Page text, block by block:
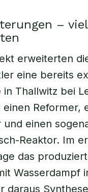
–
erweiterten
eine bereits
in Thallwitz bei
einen Reformer,
und einen
Reaktor. Im
das
Wasserdampf
daraus